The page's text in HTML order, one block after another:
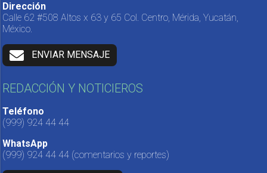
Dirección
Calle 62 #508 Altos x 63 y 65 Col. Centro, Mérida, Yucatán,
México.
ENVIAR MENSAJE
REDACCIÓN Y NOTICIEROS
Teléfono
(999) 924 44 44
WhatsApp
(999) 924 44 44 (comentarios y reportes)